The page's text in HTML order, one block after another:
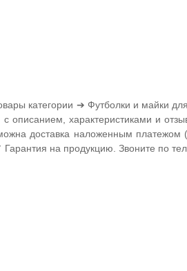
категории ➔ Футболки и майки
с описанием, характеристиками и
доставка наложенным платежом (
Гарантия на продукцию. Звоните по